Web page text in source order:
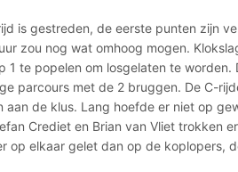
is gestreden, de eerste punten zijn
zou nog wat omhoog mogen.
1 te popelen om losgelaten te
parcours met de 2 bruggen. De C-
aan de klus. Lang hoefde er niet op
Crediet en Brian van Vliet trokken
op elkaar gelet dan op de koplopers,